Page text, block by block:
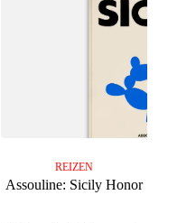
REIZEN
Assouline: Sicily Honor